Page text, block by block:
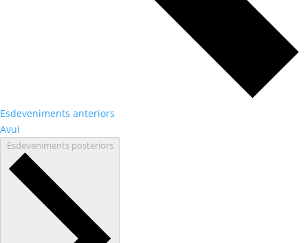
Esdeveniments anteriors
Avui
Esdevenimentsposteriors